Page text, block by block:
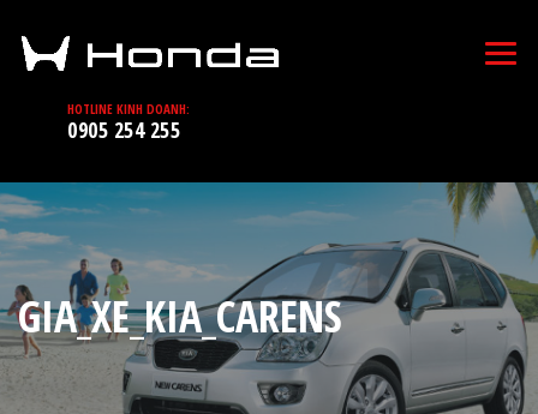
HOTLINE KINH DOANH:
0905 254 255
GIA_XE_KIA_CARENS